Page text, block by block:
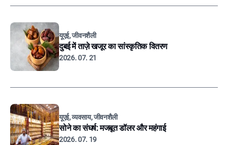
यूएई, जीवनशैली
दुबई में ताज़े खजूर का सांस्कृतिक वितरण
2026. 07. 21
यूएई, व्यवसाय, जीवनशैली
सोने का संघर्ष: मजबूत डॉलर और महंगाई
2026. 07. 19